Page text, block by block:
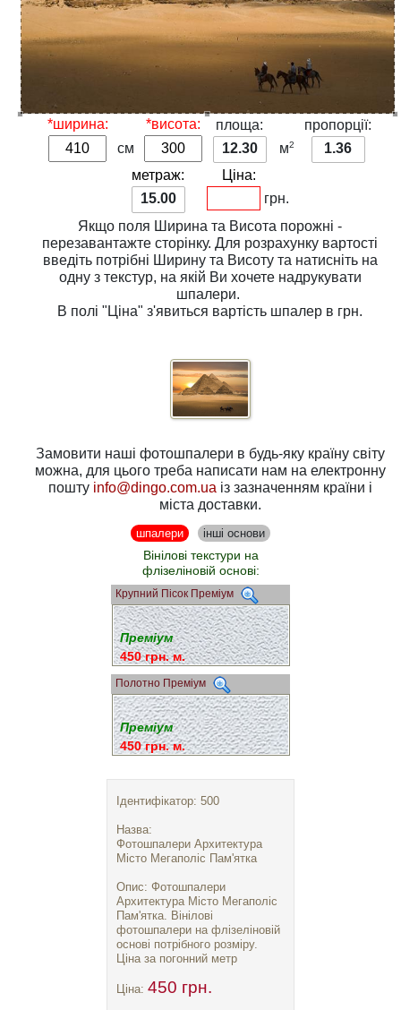
*ширина:
см
*висота:
площа:
12.30
м2
пропорції:
1.36
метраж:
15.00
Ціна:
грн.
Якщо поля Ширина та Висота порожні -
перезавантажте сторінку. Для розрахунку вартості
введіть потрібні Ширинута Висотута натисніть на
одну з текстур, на якій Ви хочете надрукувати
шпалери.
В полі"Ціна" з'явиться вартість шпалер в грн.
Замовити наші фотошпалери в будь-яку країну світу
можна, для цього треба написати нам на електронну
пошту info@dingo.com.ua із зазначенням країни і
міста доставки.
шпалери інші основи
Вінілові текстури на
флізеліновій основі:
Крупний Пісок Преміум
Преміум
450 грн. м.
Полотно Преміум
Преміум
450 грн. м.
Ідентифікатор: 500
Назва:
Фотошпалери Архитектура
Місто Мегаполіс Пам'ятка
Опис: Фотошпалери
Архитектура Місто Мегаполіс
Пам'ятка. Вінілові
фотошпалери на флізеліновій
основі потрібного розміру.
Ціна за погонний метр
Ціна: 450 грн.